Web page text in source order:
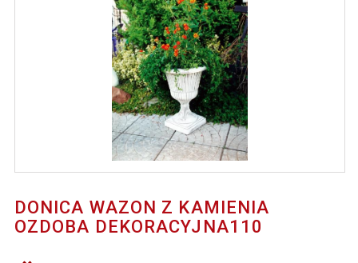
DONICA WAZON Z KAMIENIA
OZDOBA DEKORACYJNA110